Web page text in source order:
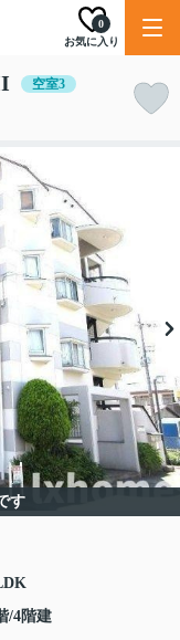
お気に入り
0
空室3
す
/4階建